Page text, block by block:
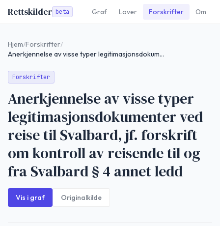
Rettskilder beta Graf Lover Forskrifter Om
Hjem/Forskrifter/
Anerkjennelse av visse typer legitimasjonsdokumenter ved reise til Svalbard, jf. forskrift om kontroll av reisende til og fra Svalbard § 4 annet ledd
Forskrifter
Anerkjennelse av visse typer
legitimasjonsdokumenter ved
reise til Svalbard, jf. forskrift
om kontroll av reisende til og
fra Svalbard § 4 annet ledd
Vis i graf Originalkilde